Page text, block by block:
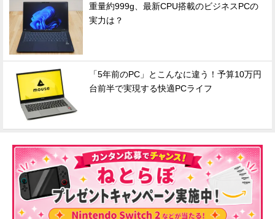
重量約999g、最新CPU搭載のビジネスPCの
実力は？
「5年前のPC」とこんなに違う！予算10万円
台前半で実現する快適PCライフ